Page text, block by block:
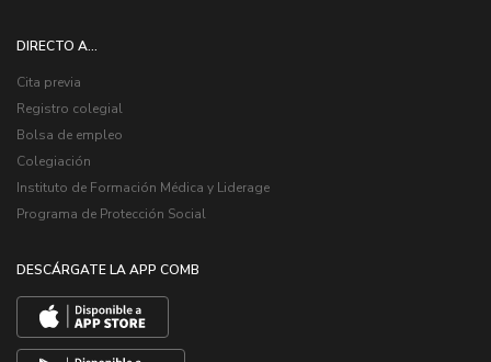
DIRECTO A...
Cita previa
Registro colegial
Bolsa de empleo
Colegiación
Instituto de Formación Médica y Liderage
Programa de Protección Social
DESCÁRGATE LA APP COMB